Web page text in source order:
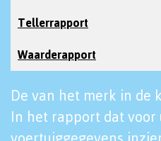
Tellerrapport
Waarderapport
De van het merk in de
In het rapport dat